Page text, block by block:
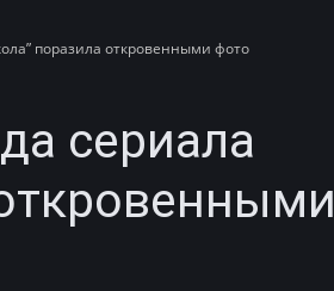
поразила откровенными фото
сериала